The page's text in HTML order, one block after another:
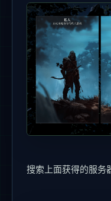
搜索上面获得的服务